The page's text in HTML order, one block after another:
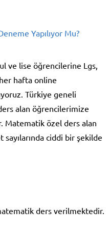
Yapılıyor Mu?
ve lise öğrencilerine Lgs,
hafta online
Türkiye geneli
alan öğrencilerimize
Matematik özel ders alan
ciddi bir şekilde
ders verilmektedir.